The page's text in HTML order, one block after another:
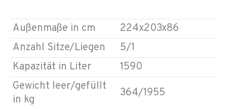
Außenmaße in cm
224x203x86
Anzahl Sitze/Liegen
5/1
Kapazität in Liter
1590
Gewicht leer/gefüllt
in kg
364/1955